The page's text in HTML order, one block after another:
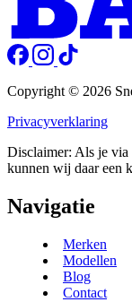
Copyright © 2026
Privacyverklaring
Disclaimer: Als je via
kunnen wij daar een
Navigatie
Merken
Modellen
Blog
Contact